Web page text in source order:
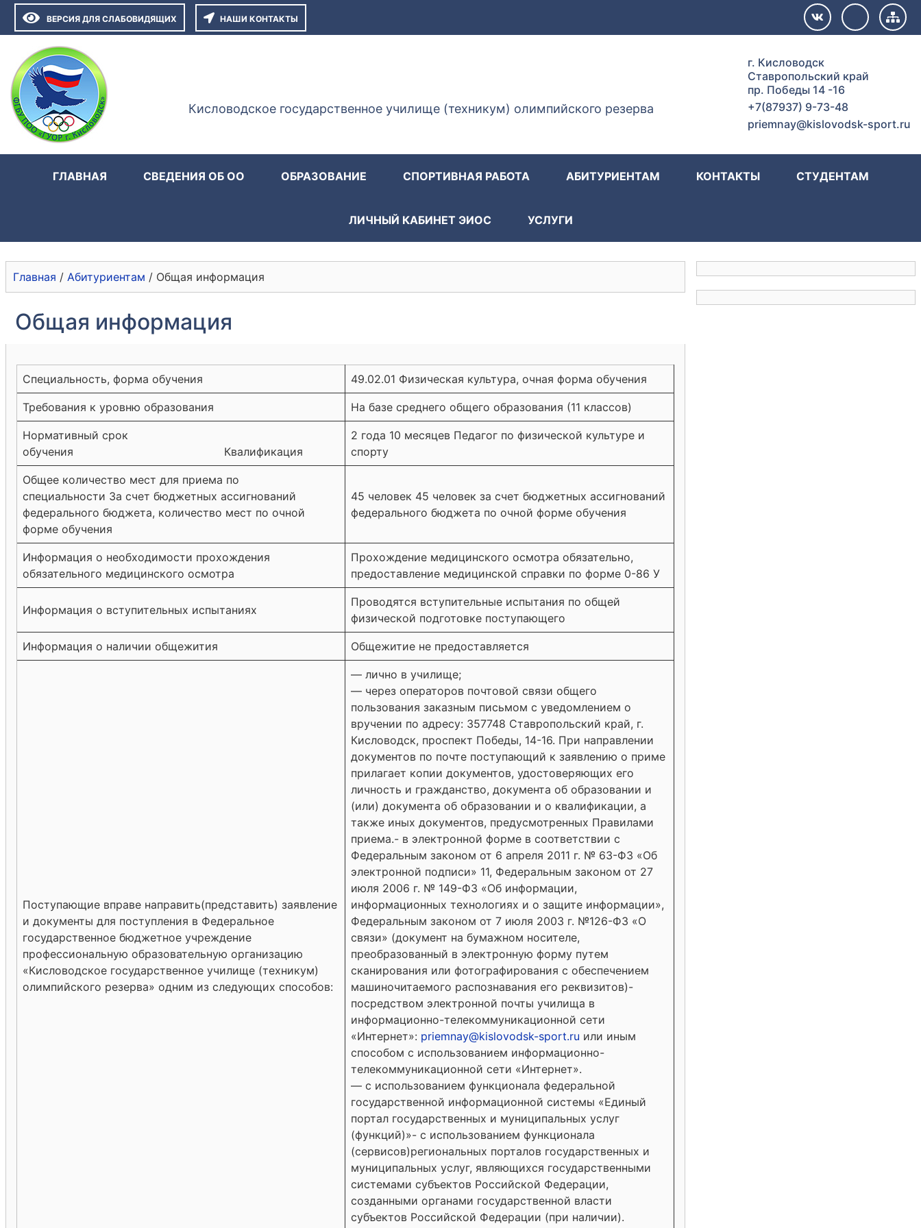
ВЕРСИЯ ДЛЯ СЛАБОВИДЯЩИХ НАШИ КОНТАКТЫ
Кисловодское государственное училище (техникум) олимпийского резерва
г. Кисловодск
Ставропольский край
пр. Победы 14 -16
+7(87937) 9-73-48
priemnay@kislovodsk-sport.ru
ГЛАВНАЯ СВЕДЕНИЯ ОБ ОО ОБРАЗОВАНИЕ СПОРТИВНАЯ РАБОТА АБИТУРИЕНТАМ КОНТАКТЫ СТУДЕНТАМ
ЛИЧНЫЙ КАБИНЕТ ЭИОС УСЛУГИ
Главная / Абитуриентам / Общая информация
Общая информация
Специальность, форма обучения 49.02.01 Физическая культура, очная форма обучения
Требования к уровню образования На базе среднего общего образования (11 классов)
Нормативный срок
обучения Квалификация
2 года 10 месяцев Педагог по физической культуре и
спорту
Общее количество мест для приема по
специальности За счет бюджетных ассигнований
федерального бюджета, количество мест по очной
форме обучения
45 человек 45 человек за счет бюджетных ассигнований
федерального бюджета по очной форме обучения
Информация о необходимости прохождения
обязательного медицинского осмотра
Прохождение медицинского осмотра обязательно,
предоставление медицинской справки по форме 0-86 У
Информация о вступительных испытаниях
Проводятся вступительные испытания по общей
физической подготовке поступающего
Информация о наличии общежития Общежитие не предоставляется
Поступающие вправе направить(представить) заявление
и документы для поступления в Федеральное
государственное бюджетное учреждение
профессиональную образовательную организацию
«Кисловодское государственное училище (техникум)
олимпийского резерва» одним из следующих способов:
— лично в училище;
— через операторов почтовой связи общего
пользования заказным письмом с уведомлением о
вручении по адресу: 357748 Ставропольский край, г.
Кисловодск, проспект Победы, 14-16. При направлении
документов по почте поступающий к заявлению о приме
прилагает копии документов, удостоверяющих его
личность и гражданство, документа об образовании и
(или) документа об образовании и о квалификации, а
также иных документов, предусмотренных Правилами
приема.- в электронной форме в соответствии с
Федеральным законом от 6 апреля 2011 г. № 63-ФЗ «Об
электронной подписи» 11, Федеральным законом от 27
июля 2006 г. № 149-ФЗ «Об информации,
информационных технологиях и о защите информации»,
Федеральным законом от 7 июля 2003 г. №126-ФЗ «О
связи» (документ на бумажном носителе,
преобразованный в электронную форму путем
сканирования или фотографирования с обеспечением
машиночитаемого распознавания его реквизитов)-
посредством электронной почты училища в
информационно-телекоммуникационной сети
«Интернет»: priemnay@kislovodsk-sport.ru или иным
способом с использованием информационно-
телекоммуникационной сети «Интернет».
— с использованием функционала федеральной
государственной информационной системы «Единый
портал государственных и муниципальных услуг
(функций)»- с использованием функционала
(сервисов)региональных порталов государственных и
муниципальных услуг, являющихся государственными
системами субъектов Российской Федерации,
созданными органами государственной власти
субъектов Российской Федерации (при наличии).